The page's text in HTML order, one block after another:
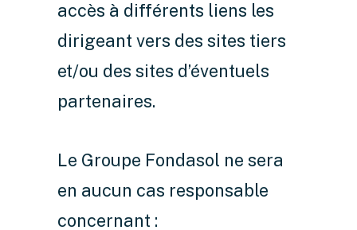
accès à différents liens les
dirigeant vers des sites tiers
et/ou des sites d’éventuels
partenaires.
Le Groupe Fondasol ne sera
en aucun cas responsable
concernant :